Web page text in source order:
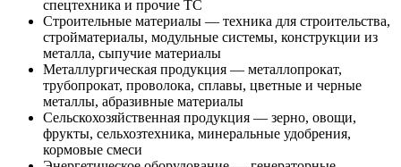
спецтехника и прочие ТС
Строительные материалы — техника для строительства,
стройматериалы, модульные системы, конструкции из
металла, сыпучие материалы
Металлургическая продукция — металлопрокат,
трубопрокат, проволока, сплавы, цветные и черные
металлы, абразивные материалы
Сельскохозяйственная продукция — зерно, овощи,
фрукты, сельхозтехника, минеральные удобрения,
кормовые смеси